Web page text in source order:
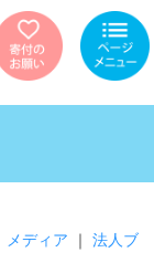
メディア ｜ 法人ブ